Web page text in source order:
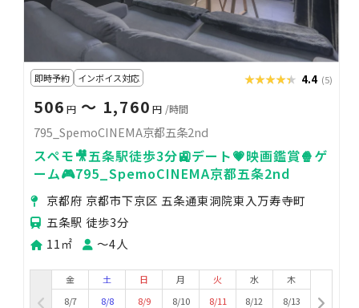
即時予約 インボイス対応 ★★★★★
★★★★★ 4.4 (5)
506 円〜 1,760 円 /時間
795_SpemoCINEMA京都五条2nd
スペモ🎥五条駅徒歩3分🚉デート💗映画鑑賞🍿ゲ
ーム🎮795_SpemoCINEMA京都五条2nd
京都府 京都市下京区 五条通東洞院東入万寿寺町
五条駅 徒歩3分
11㎡
〜4人
金
8/7
土
8/8
日
8/9
月
8/10
火
8/11
水
8/12
木
8/13